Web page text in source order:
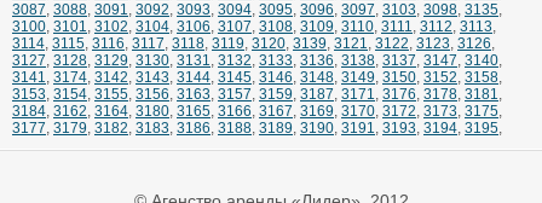
3087, 3088, 3091, 3092, 3093, 3094, 3095, 3096, 3097, 3103, 3098, 3135,
3100, 3101, 3102, 3104, 3106, 3107, 3108, 3109, 3110, 3111, 3112, 3113,
3114, 3115, 3116, 3117, 3118, 3119, 3120, 3139, 3121, 3122, 3123, 3126,
3127, 3128, 3129, 3130, 3131, 3132, 3133, 3136, 3138, 3137, 3147, 3140,
3141, 3174, 3142, 3143, 3144, 3145, 3146, 3148, 3149, 3150, 3152, 3158,
3153, 3154, 3155, 3156, 3163, 3157, 3159, 3187, 3171, 3176, 3178, 3181,
3184, 3162, 3164, 3180, 3165, 3166, 3167, 3169, 3170, 3172, 3173, 3175,
3177, 3179, 3182, 3183, 3186, 3188, 3189, 3190, 3191, 3193, 3194, 3195,